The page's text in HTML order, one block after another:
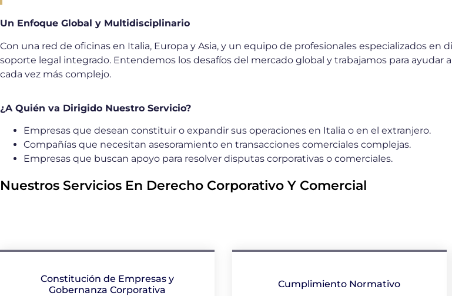
Un Enfoque Global y Multidisciplinario
Con una red de oficinas en Italia, Europa y Asia, y un equipo de profesionales especializados en
soporte legal integrado. Entendemos los desafíos del mercado global y trabajamos para
cada vez más complejo.
¿A Quién va Dirigido Nuestro Servicio?
Empresas que desean constituir o expandir sus operaciones en Italia o en el extranjero.
Compañías que necesitan asesoramiento en transacciones comerciales complejas.
Empresas que buscan apoyo para resolver disputas corporativas o comerciales.
Nuestros Servicios En Derecho Corporativo Y Comercial
Constitución de Empresas y
Gobernanza Corporativa
Cumplimiento Normativo